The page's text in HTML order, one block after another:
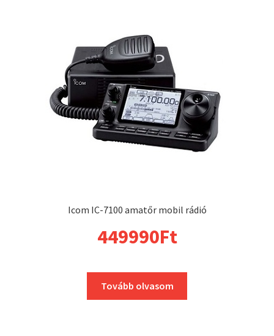
Icom IC-7100 amatőr mobil rádió
449990Ft
Tovább olvasom